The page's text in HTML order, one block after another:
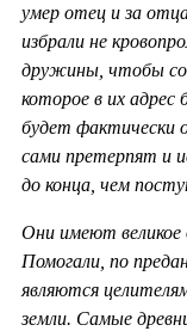
умер отец и за
избрали не
дружины, чтобы
которое в их адрес
будет фактически
сами претерпят и
до конца, чем
Они имеют великое
Помогали, по
являются
земли. Самые